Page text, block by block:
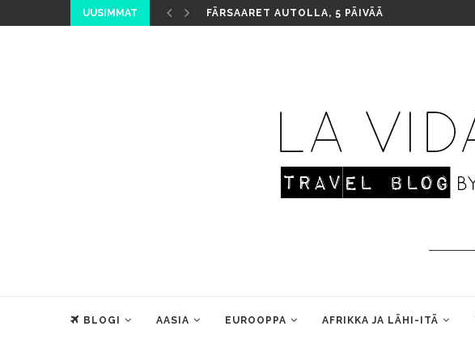
UUSIMMAT FÄRSAARET AUTOLLA, 5 PÄIVÄÄ
BLOGI AASIA EUROOPPA AFRIKKA JA LÄHI-ITÄ